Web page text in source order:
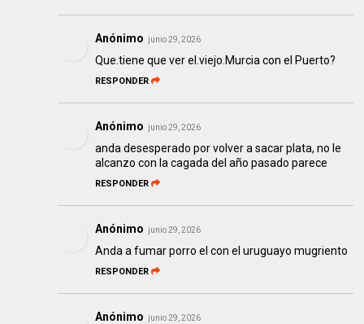
Anónimo junio 29, 2026
Que.tiene que ver el.viejo.Murcia con el Puerto?
RESPONDER
Anónimo junio 29, 2026
anda desesperado por volver a sacar plata, no le
alcanzo con la cagada del año pasado parece
RESPONDER
Anónimo junio 29, 2026
Anda a fumar porro el con el uruguayo mugriento
RESPONDER
Anónimo junio 29, 2026